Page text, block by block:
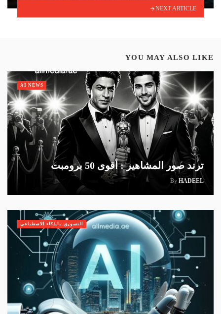
NEXT ARTICLE
YOU MAY ALSO LIKE
ترند صور المشاهير : أقوى 50 برومبت
By HADEEL
AI NEWS
التسويق بالذكاء الاصطناعي